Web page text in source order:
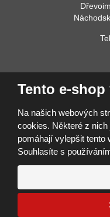
Tento e-
Na našich webových
cookies. Některé z
pomáhají vylepšit tento
Souhlasíte s
©
Prohlášení o přístupnosti |